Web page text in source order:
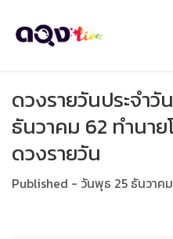
ดวงรายวันประจำ
ธันวาคม 62 ทำนา
ดวงรายวัน
Published - วันพุธ 25 ธันวาค